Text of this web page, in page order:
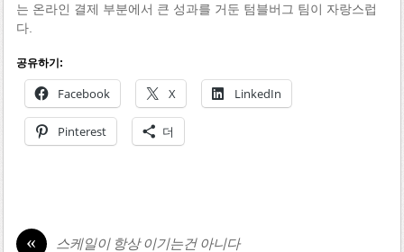
는 온라인 결제 부분에서 큰 성과를 거둔 텀블버그 팀이 자랑스럽
다.
공유하기:
Facebook X LinkedIn
Pinterest 더
« 스케일이 항상 이기는건 아니다